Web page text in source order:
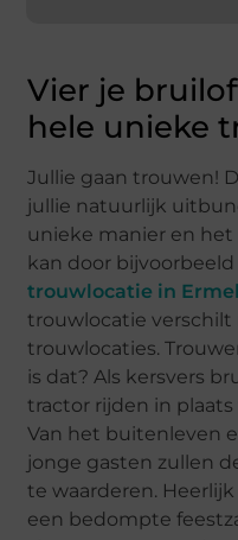
Vier je
hele unieke
Jullie gaan trouwen!
jullie natuurlijk
unieke manier en
kan door bijvoorbeeld
trouwlocatie in
trouwlocatie verschilt
trouwlocaties.
is dat? Als kersvers
tractor rijden in
Van het buitenleven
jonge gasten zullen
te waarderen.
een bedompte